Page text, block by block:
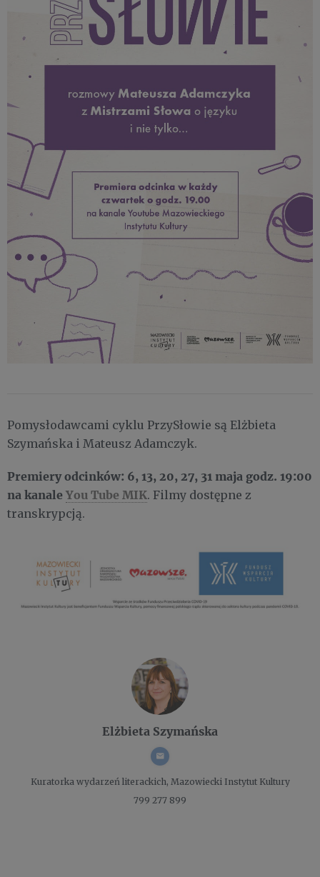
Pomysłodawcami cyklu PrzySłowie są Elżbieta
Szymańska i Mateusz Adamczyk.
Premiery odcinków: 6, 13, 20, 27, 31 maja godz. 19:00
na kanaleYou Tube MIK. Filmy dostępne z
transkrypcją.
Elżbieta Szymańska
Kuratorka wydarzeń literackich, Mazowiecki Instytut Kultury
799 277 899